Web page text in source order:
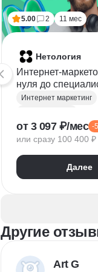
5.00 2 11 мес
Нетология
Интернет-
нуля до
Интернет маркетинг
Яндекс Метрика
Google аналитика
Google реклама
Маркетинговая
Копирайтинг
Контекстная реклама
от 3 097 ₽/мес -
или сразу 100 400 ₽
Далее
Другие
Art G